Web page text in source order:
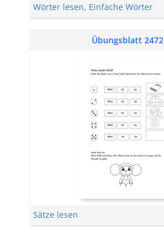
Wörter lesen, Einfache Wörter
Übungsblatt 2472
Sätze lesen